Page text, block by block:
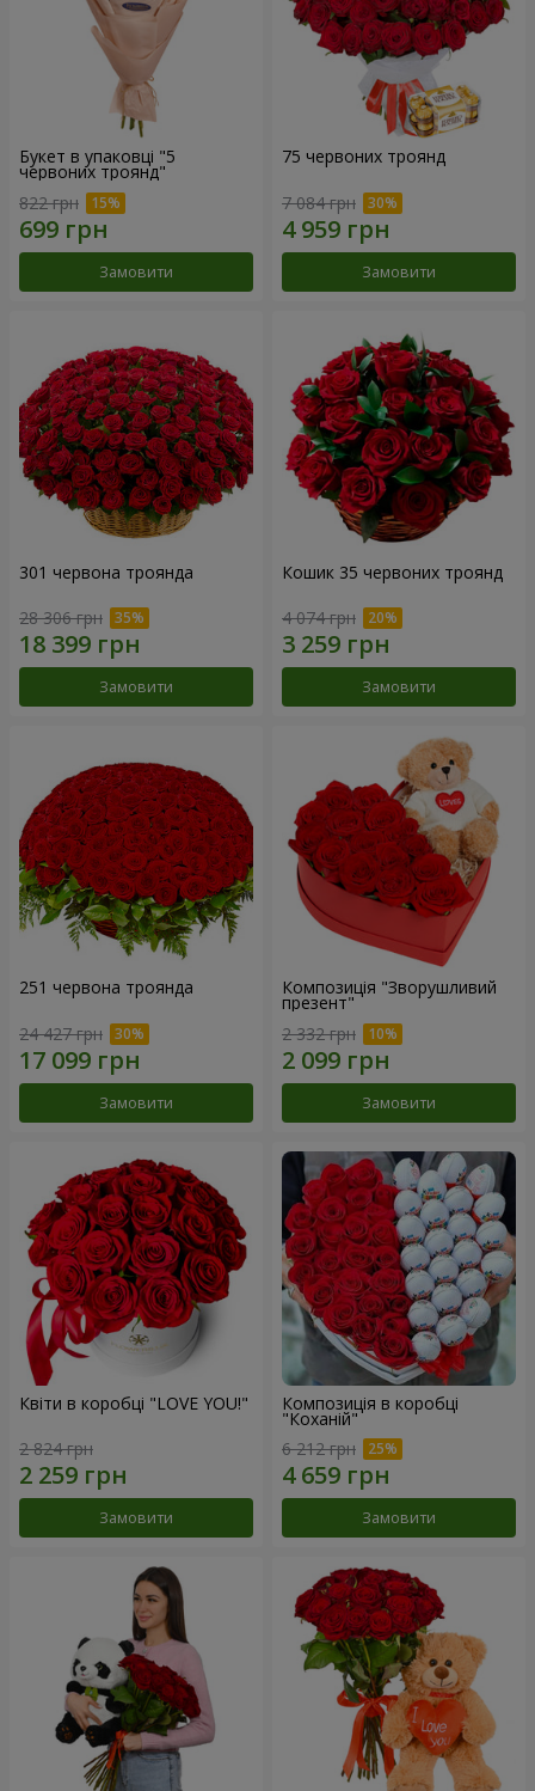
Букет в упаковці "5
червоних троянд"
822 грн
Замовити
75 червоних троянд
7 084 грн
Замовити
301 червона троянда
28 306 грн
Замовити
Кошик 35 червоних троянд
4 074 грн
Замовити
251 червона троянда
24 427 грн
Замовити
Композиція "Зворушливий
презент"
2 332 грн
Замовити
Квіти в коробці "LOVE YOU!"
2 824 грн
Замовити
Композиція в коробці
"Коханій"
6 212 грн
Замовити